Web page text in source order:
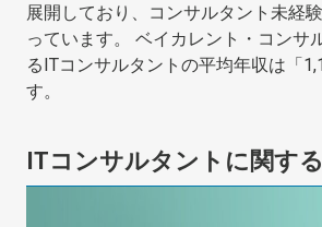
展開しており、コンサルタント未経
っています。 ベイカレント・コンサ
るITコンサルタントの平均年収は「
す。
ITコンサルタントに関す